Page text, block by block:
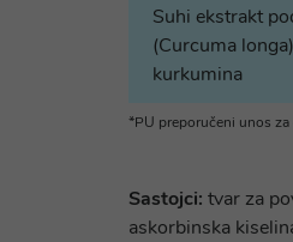
Suhi ekstrakt
(Curcuma
kurkumina
*PU preporučeni unos
Sastojci: tvar za
askorbinska